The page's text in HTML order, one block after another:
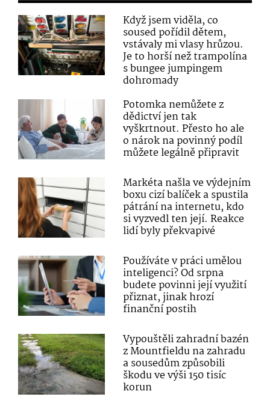
Když jsem viděla, co
soused pořídil dětem,
vstávaly mi vlasy hrůzou.
Je to horší než trampolína
s bungee jumpingem
dohromady
Potomka nemůžete z
dědictví jen tak
vyškrtnout. Přesto ho ale
o nárok na povinný podíl
můžete legálně připravit
Markéta našla ve výdejním
boxu cizí balíček a spustila
pátrání na internetu, kdo
si vyzvedl ten její. Reakce
lidí byly překvapivé
Používáte v práci umělou
inteligenci? Od srpna
budete povinni její využití
přiznat, jinak hrozí
finanční postih
Vypouštěli zahradní bazén
z Mountfieldu na zahradu
a sousedům způsobili
škodu ve výši 150 tisíc
korun